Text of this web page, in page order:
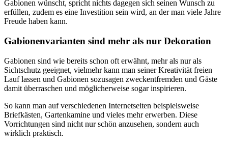
Gabionen wünscht, spricht nichts dagegen sich seinen Wunsch zu
erfüllen, zudem es eine Investition sein wird, an der man viele Jahre
Freude haben kann.
Gabionenvarianten sind mehr als nur Dekoration
Gabionen sind wie bereits schon oft erwähnt, mehr als nur als
Sichtschutz geeignet, vielmehr kann man seiner Kreativität freien
Lauf lassen und Gabionen sozusagen zweckentfremden und Gäste
damit überraschen und möglicherweise sogar inspirieren.
So kann man auf verschiedenen Internetseiten beispielsweise
Briefkästen, Gartenkamine und vieles mehr erwerben. Diese
Vorrichtungen sind nicht nur schön anzusehen, sondern auch
wirklich praktisch.